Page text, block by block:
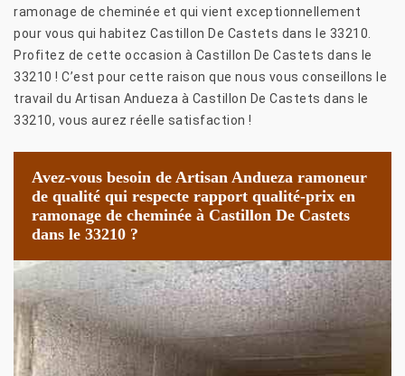
ramonage de cheminée et qui vient exceptionnellement
pour vous qui habitez Castillon De Castets dans le 33210.
Profitez de cette occasion à Castillon De Castets dans le
33210 ! C’est pour cette raison que nous vous conseillons le
travail du Artisan Andueza à Castillon De Castets dans le
33210, vous aurez réelle satisfaction !
Avez-vous besoin de Artisan Andueza ramoneur
de qualité qui respecte rapport qualité-prix en
ramonage de cheminée à Castillon De Castets
dans le 33210 ?